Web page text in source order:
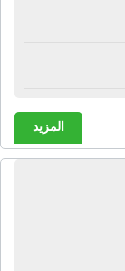
المزيد